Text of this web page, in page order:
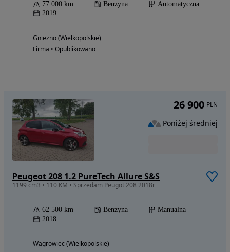
77 000 km Benzyna
Automatyczna
2019
Gniezno (Wielkopolskie)
Firma • Opublikowano
Peugeot 208 1.2 PureTech Allure S&S
1199 cm3 • 110 KM • Sprzedam Peugot 208 2018r
62 500 km Benzyna
Manualna
2018
Wągrowiec (Wielkopolskie)
26 900 PLN
Poniżej średniej